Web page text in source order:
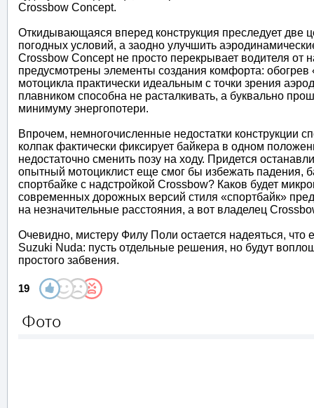
Crossbow Concept.
Откидывающаяся вперед конструкция преследует две
погодных условий, а заодно улучшить
Crossbow Concept не просто перекрывает водителя от
предусмотрены элементы создания комфорта: обогрев
мотоцикла практически идеальным с точки зрения
плавником способна не расталкивать, а буквально
минимуму энергопотери.
Впрочем, немногочисленные недостатки конструкции
колпак фактически фиксирует байкера в одном
недостаточно сменить позу на ходу. Придется
опытный мотоциклист еще смог бы избежать падения,
спортбайке с надстройкой Crossbow? Каков будет
современных дорожных версий стиля «спортбайк»
на незначительные расстояния, а вот владелец
Очевидно, мистеру Филу Поли остается надеяться, что
Suzuki Nuda: пусть отдельные решения, но будут
простого забвения.
19
Фото